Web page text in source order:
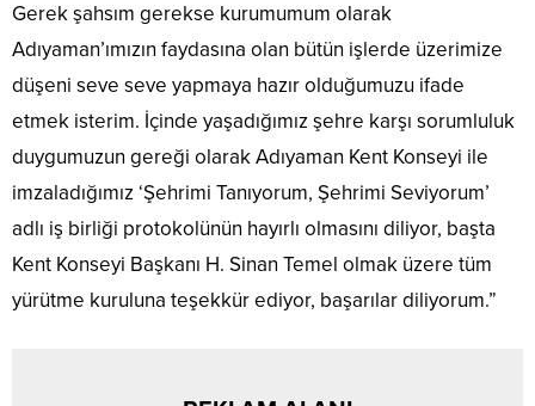
Gerek şahsım gerekse kurumumum olarak
Adıyaman’ımızın faydasına olan bütün işlerde üzerimize
düşeni seve seve yapmaya hazır olduğumuzu ifade
etmek isterim. İçinde yaşadığımız şehre karşı sorumluluk
duygumuzun gereği olarak Adıyaman Kent Konseyi ile
imzaladığımız ‘Şehrimi Tanıyorum, Şehrimi Seviyorum’
adlı iş birliği protokolünün hayırlı olmasını diliyor, başta
Kent Konseyi Başkanı H. Sinan Temel olmak üzere tüm
yürütme kuruluna teşekkür ediyor, başarılar diliyorum.”